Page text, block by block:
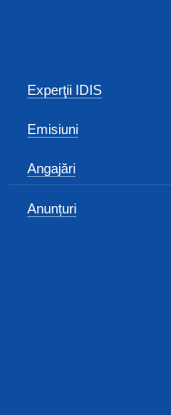
Experţii IDIS
Emisiuni
Angajări
Anunțuri